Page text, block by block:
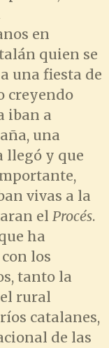
en
quien se
una fiesta de
creyendo
iban a
una
llegó y que
vivas a la
el Procés.
ha
los
tanto la
rural
catalanes,
de las